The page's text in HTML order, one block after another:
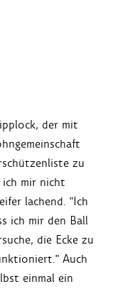
der mit
zu
ich mir nicht
lachend. "Ich
ich mir den Ball
die Ecke zu
Auch
einmal ein